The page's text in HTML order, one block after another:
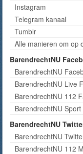
Instagram
Telegram kanaal
Tumblr
Alle manieren om op
BarendrechtNU
BarendrechtNU
BarendrechtNU Live
BarendrechtNU 112
BarendrechtNU
BarendrechtNU
BarendrechtNU
BarendrechtNU 112